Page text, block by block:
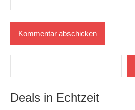
Deals in Echtzeit